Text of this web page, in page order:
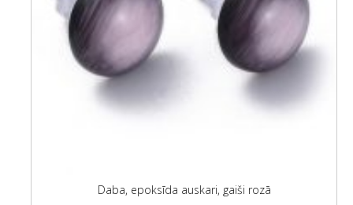
Daba, epoksīda auskari, gaiši rozā